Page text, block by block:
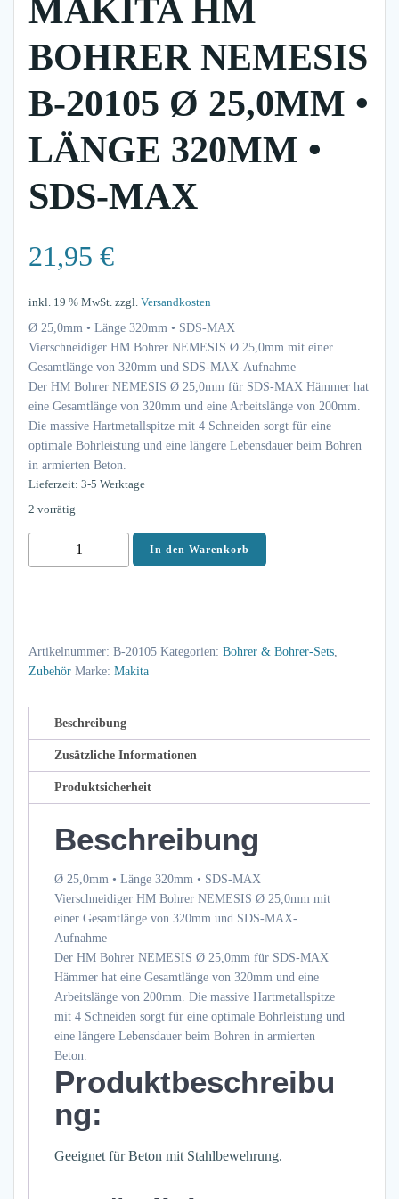
MAKITA HM
BOHRER NEMESIS
B-20105 Ø 25,0MM •
LÄNGE 320MM •
SDS-MAX
21,95 €
inkl. 19 % MwSt. zzgl. Versandkosten
Ø 25,0mm • Länge 320mm • SDS-MAX
Vierschneidiger HM Bohrer NEMESIS Ø 25,0mm mit einer
Gesamtlänge von 320mm und SDS-MAX-Aufnahme
Der HM Bohrer NEMESIS Ø 25,0mm für SDS-MAX Hämmer hat
eine Gesamtlänge von 320mm und eine Arbeitslänge von 200mm.
Die massive Hartmetallspitze mit 4 Schneiden sorgt für eine
optimale Bohrleistung und eine längere Lebensdauer beim Bohren
in armierten Beton.
Lieferzeit: 3-5 Werktage
2 vorrätig
HM
20105
Ø
Länge
MAX
Menge
In den Warenkorb
Artikelnummer: B-20105 Kategorien: Bohrer & Bohrer-Sets
Zubehör Marke: Makita
Beschreibung
Zusätzliche Informationen
Produktsicherheit
Beschreibung
Ø 25,0mm • Länge 320mm • SDS-MAX
Vierschneidiger HM Bohrer NEMESIS Ø 25,0mm mit
einer Gesamtlänge von 320mm und SDS-MAX-
Aufnahme
Der HM Bohrer NEMESIS Ø 25,0mm für SDS-MAX
Hämmer hat eine Gesamtlänge von 320mm und eine
Arbeitslänge von 200mm. Die massive Hartmetallspitze
mit 4 Schneiden sorgt für eine optimale Bohrleistung und
eine längere Lebensdauer beim Bohren in armierten
Beton.
Produktbeschreibu
ng:
Geeignet für Beton mit Stahlbewehrung.